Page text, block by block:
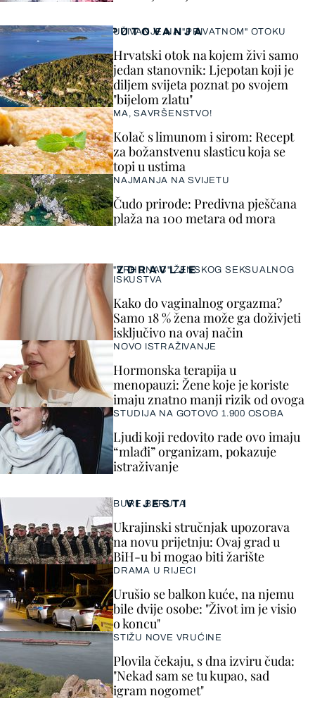
VIJESTI
BURE BARUTA
Ukrajinski stručnjak upozorava
na novu prijetnju: Ovaj grad u
BiH-u bi mogao biti žarište
DRAMA U RIJECI
Urušio se balkon kuće, na njemu
bile dvije osobe: "Život im je visio
o koncu"
STIŽU NOVE VRUĆINE
Plovila čekaju, s dna izviru čuda:
"Nekad sam se tu kupao, sad
igram nogomet"
ZDRAVLJE
"VRHUNAC" ŽENSKOG SEKSUALNOG
ISKUSTVA
Kako do vaginalnog orgazma?
Samo 18 % žena može ga doživjeti
isključivo na ovaj način
NOVO ISTRAŽIVANJE
Hormonska terapija u
menopauzi: Žene koje je koriste
imaju znatno manji rizik od ovoga
STUDIJA NA GOTOVO 1.900 OSOBA
Ljudi koji redovito rade ovo imaju
“mlađi” organizam, pokazuje
istraživanje
PUTOVANJA
UŽIVANJE NA "PRIVATNOM" OTOKU
Hrvatski otok na kojem živi samo
jedan stanovnik: Ljepotan koji je
diljem svijeta poznat po svojem
"bijelom zlatu"
MA, SAVRŠENSTVO!
Kolač s limunom i sirom: Recept
za božanstvenu slasticu koja se
topi u ustima
NAJMANJA NA SVIJETU
Čudo prirode: Predivna pješčana
plaža na 100 metara od mora